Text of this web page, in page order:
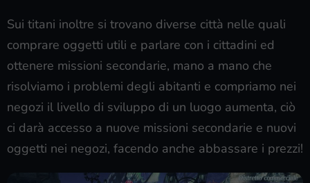
Sui titani inoltre si trovano diverse città nelle quali
comprare oggetti utili e parlare con i cittadini ed
ottenere missioni secondarie, mano a mano che
risolviamo i problemi degli abitanti e compriamo nei
negozi il livello di sviluppo di un luogo aumenta, ciò
ci darà accesso a nuove missioni secondarie e nuovi
oggetti nei negozi, facendo anche abbassare i prezzi!